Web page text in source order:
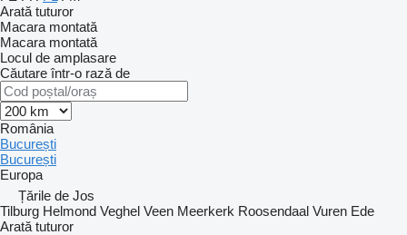
Arată tuturor
Macara montată
Macara montată
Locul de amplasare
Căutare într-o rază de
România
București
București
Europa
Țările de Jos
Tilburg Helmond Veghel Veen Meerkerk Roosendaal Vuren Ede
Arată tuturor